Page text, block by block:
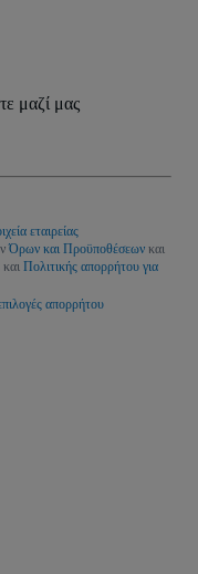
μαζί μας
εταιρείας
Όρων και Προϋποθέσεων και
και Πολιτικής απορρήτου για
απορρήτου